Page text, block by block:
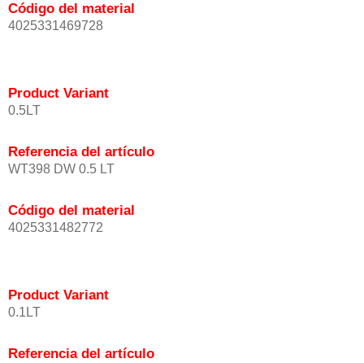
Código del material
4025331469728
Product Variant
0.5LT
Referencia del artículo
WT398 DW 0.5 LT
Código del material
4025331482772
Product Variant
0.1LT
Referencia del artículo